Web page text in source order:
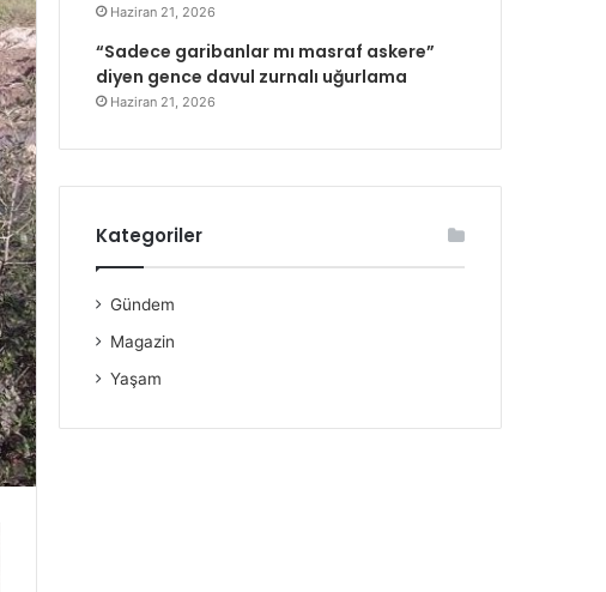
Haziran 21, 2026
“Sadece garibanlar mı masraf askere”
diyen gence davul zurnalı uğurlama
Haziran 21, 2026
Kategoriler
Gündem
Magazin
Yaşam